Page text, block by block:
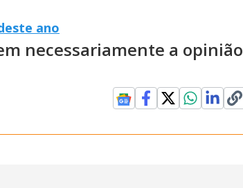
ano
necessariamente a opinião